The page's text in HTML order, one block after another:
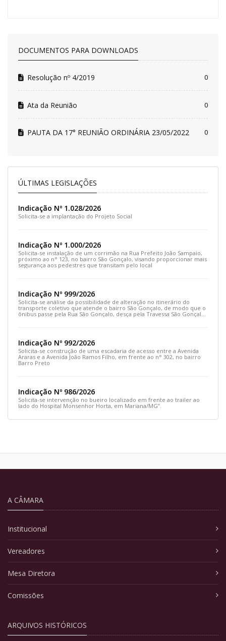
DOCUMENTOS PARA DOWNLOADS
Resolução nº 4/2019 0
Ata da Reunião 0
PAUTA DA 17° REUNIÃO ORDINÁRIA 23/05/2022 0
ÚLTIMAS LEGISLAÇÕES
Indicação Nº 1.028/2026
Solicita-se a implantação do Projeto Social
Indicação Nº 1.000/2026
Solicita-se instalação de um corrimão na Rua Prefeito João Sampaio,
próximo ao n° 123, no bairro São Gonçalo, visando proporcionar mais
segurança aos pedestres que transitam pelo local
Indicação Nº 999/2026
Solicita-se análise da possibilidade de alteração no itinerário do
transporte coletivo que atende o bairro São Gonçalo, de modo que o
ônibus passe pela Rua São Gonçalo, desça pela Travessa São Gonçalo
Indicação Nº 992/2026
Solicita-se construção de uma escadaria de acesso entre a Avenida
Araras e a Avenida João Ramos Filho, em frente ao n° 302, no bairro
Barro Preto
Indicação Nº 986/2026
Solicita-se intervenção no bueiro localizado em frente ao trailer ao
lado do Hospital Monsenhor Horta, em Mariana/MG”.
A CÂMARA
Institucional
Vereadores
Mesa Diretora
Comissões
ARQUIVOS HISTÓRICOS